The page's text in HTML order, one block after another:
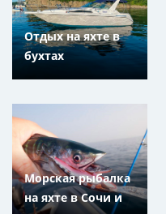
и ластами
Отдых на яхте в
бухтах
Морская рыбалка
на яхте в Сочи и